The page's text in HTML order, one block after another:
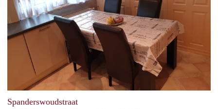
Spanderswoudstraat